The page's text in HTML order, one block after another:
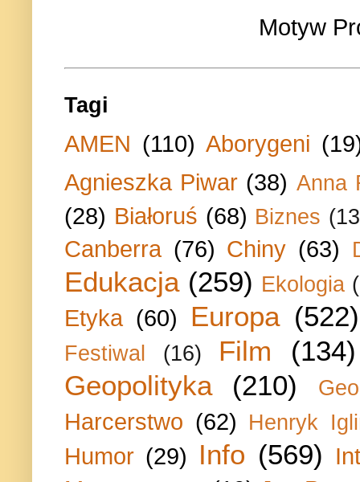
Motyw
Tagi
AMEN (110) Aborygeni
Agnieszka Piwar (38) Anna
(28) Białoruś (68) Biznes
Canberra (76) Chiny (63)
Edukacja (259) Ekologia
Etyka (60) Europa (522)
Festiwal (16) Film
(134)
Geopolityka
(210)
Harcerstwo (62) Henryk
Humor (29) Info (569)